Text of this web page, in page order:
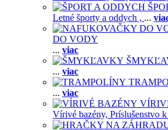
Letné športy a oddych , ...
DO VODY
... viac
... viac
... viac
Vírivé bazény, Príslušenstvo